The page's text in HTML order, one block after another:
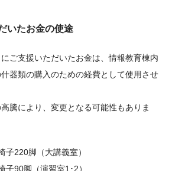
いたお金の使途
ご支援いただいたお金は、情報教育棟内
器類の購入のための経費として使用させ
騰により、変更となる可能性もありま
220脚（大講義室）
90脚（演習室1･2）